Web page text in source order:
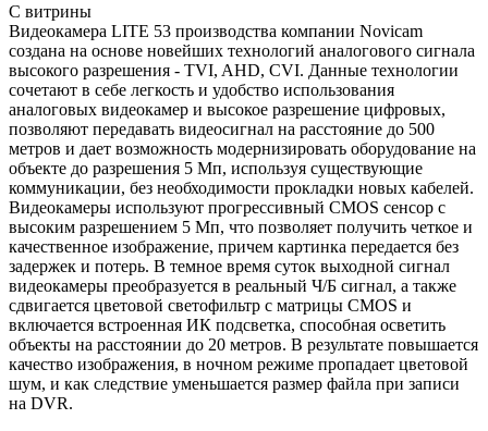
С витрины
Видеокамера LITE 53 производства компании Novicam
создана на основе новейших технологий аналогового сигнала
высокого разрешения - TVI, AHD, CVI. Данные технологии
сочетают в себе легкость и удобство использования
аналоговых видеокамер и высокое разрешение цифровых,
позволяют передавать видеосигнал на расстояние до 500
метров и дает возможность модернизировать оборудование на
объекте до разрешения 5 Мп, используя существующие
коммуникации, без необходимости прокладки новых кабелей.
Видеокамеры используют прогрессивный CMOS сенсор c
высоким разрешением 5 Мп, что позволяет получить четкое и
качественное изображение, причем картинка передается без
задержек и потерь. В темное время суток выходной сигнал
видеокамеры преобразуется в реальный Ч/Б сигнал, а также
сдвигается цветовой светофильтр с матрицы CMOS и
включается встроенная ИК подсветка, способная осветить
объекты на расстоянии до 20 метров. В результате повышается
качество изображения, в ночном режиме пропадает цветовой
шум, и как следствие уменьшается размер файла при записи
на DVR.